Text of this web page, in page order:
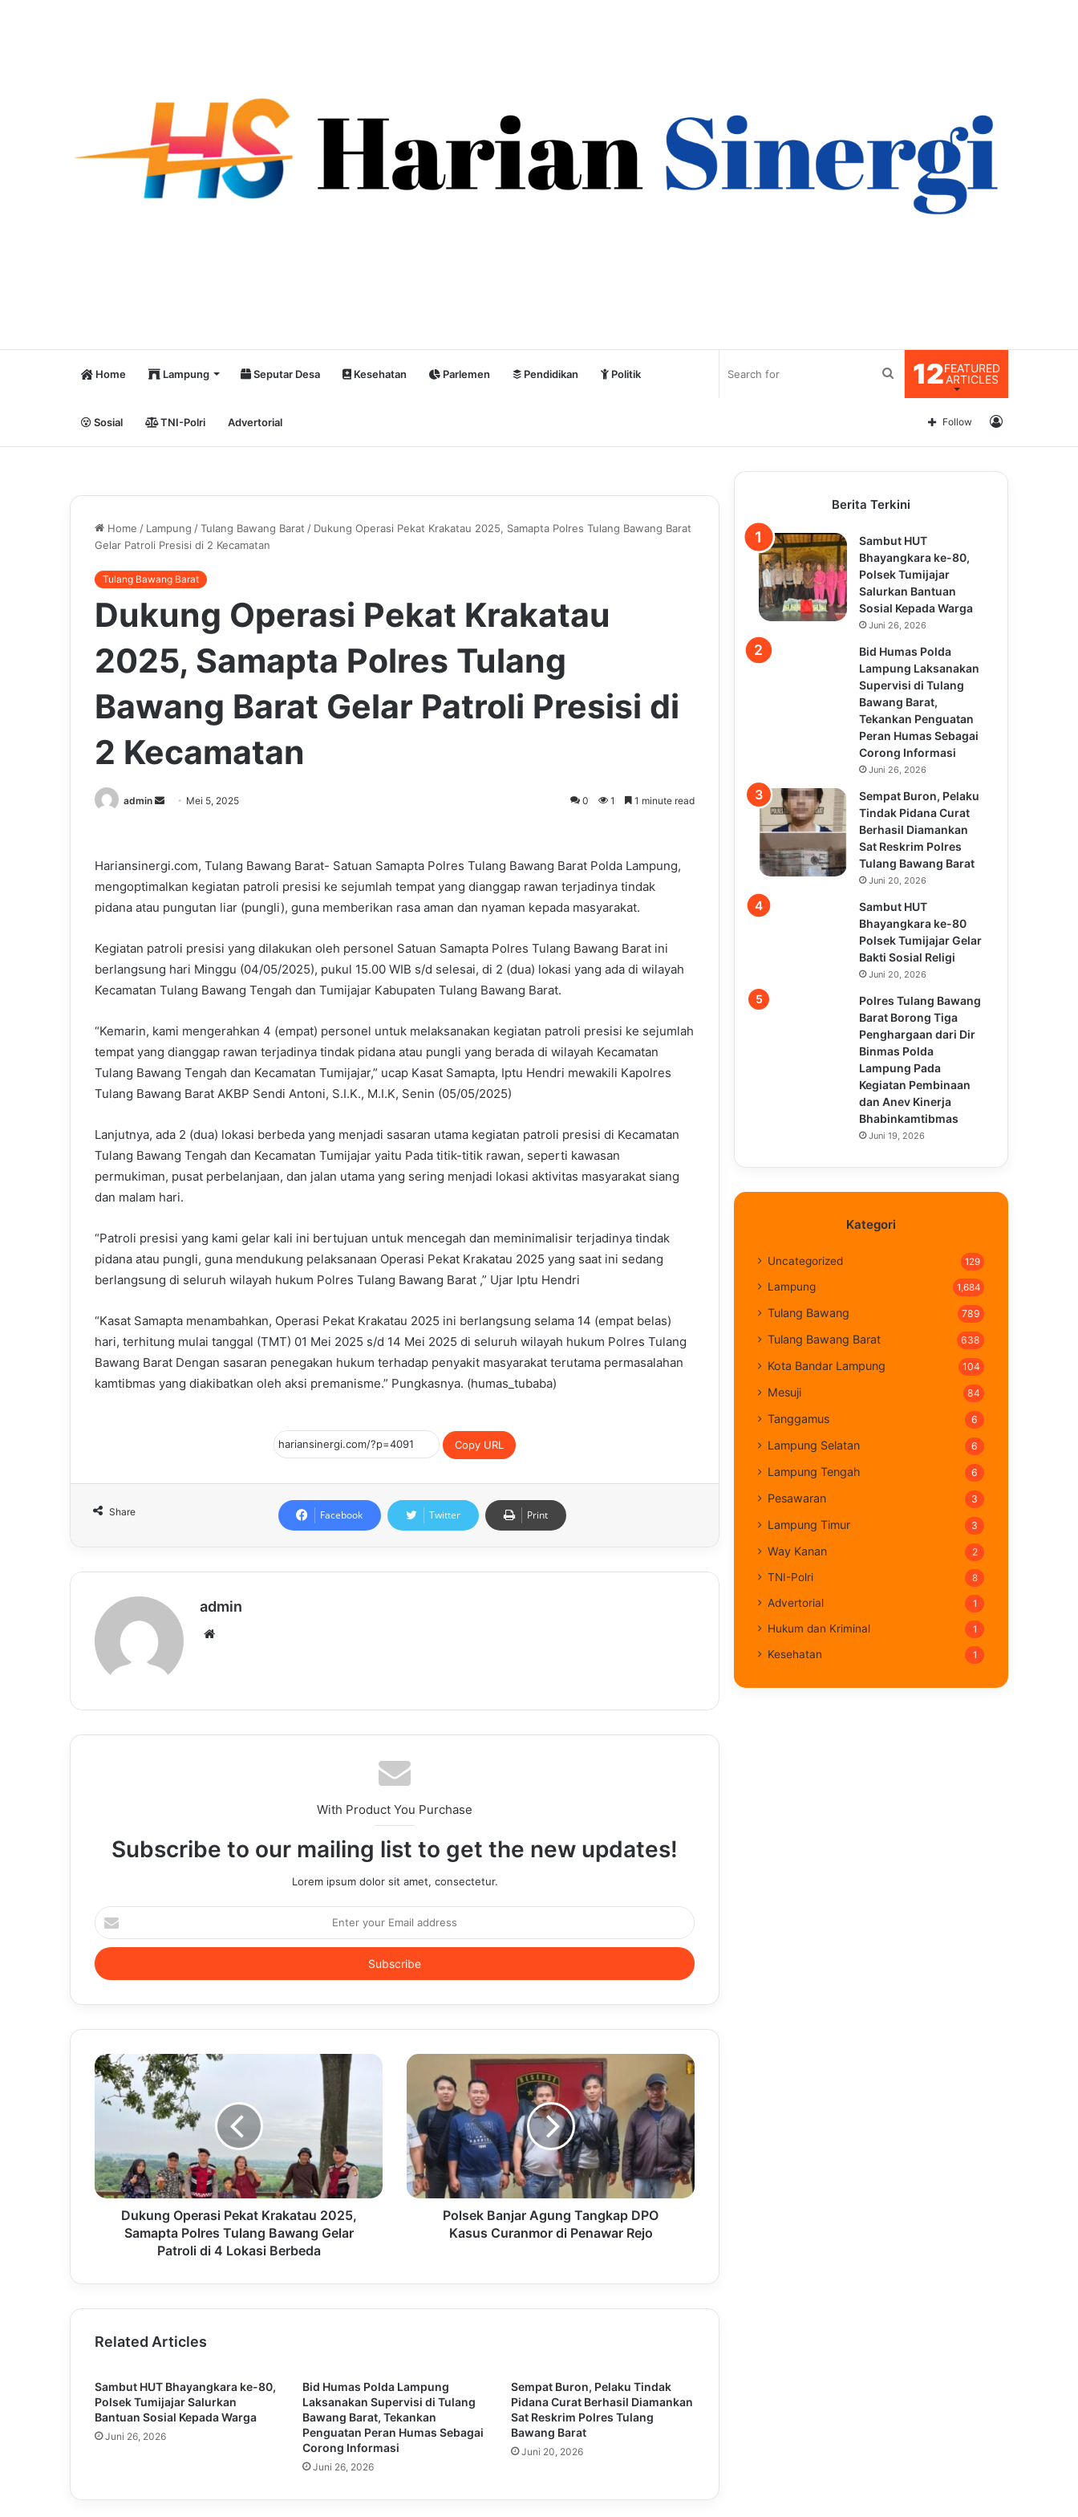
Home Lampung Seputar Desa Kesehatan Parlemen Pendidikan Politik
Sosial TNI-Polri Advertorial
12FEATURED
ARTICLES
Search
Log
Follow
Home / Lampung /Tulang Bawang Barat / Dukung Operasi Pekat Krakatau 2025, Samapta Polres Tulang Bawang Barat
Gelar Patroli Presisi di 2 Kecamatan
Tulang Bawang Barat
Dukung Operasi Pekat Krakatau
2025, Samapta Polres Tulang
Bawang Barat Gelar Patroli Presisi di
2 Kecamatan
admin
Send Mei 5, 2025 0 1 1 minute read
Hariansinergi.com, Tulang Bawang Barat- Satuan Samapta Polres Tulang Bawang Barat Polda Lampung,
mengoptimalkan kegiatan patroli presisi ke sejumlah tempat yang dianggap rawan terjadinya tindak
pidana atau pungutan liar (pungli), guna memberikan rasa aman dan nyaman kepada masyarakat.
Kegiatan patroli presisi yang dilakukan oleh personel Satuan Samapta Polres Tulang Bawang Barat ini
berlangsung hari Minggu (04/05/2025), pukul 15.00 WIB s/d selesai, di 2 (dua) lokasi yang ada di wilayah
Kecamatan Tulang Bawang Tengah dan Tumijajar Kabupaten Tulang Bawang Barat.
“Kemarin, kami mengerahkan 4 (empat) personel untuk melaksanakan kegiatan patroli presisi ke sejumlah
tempat yang dianggap rawan terjadinya tindak pidana atau pungli yang berada di wilayah Kecamatan
Tulang Bawang Tengah dan Kecamatan Tumijajar,” ucap Kasat Samapta, Iptu Hendri mewakili Kapolres
Tulang Bawang Barat AKBP Sendi Antoni, S.I.K., M.I.K, Senin (05/05/2025)
Lanjutnya, ada 2 (dua) lokasi berbeda yang menjadi sasaran utama kegiatan patroli presisi di Kecamatan
Tulang Bawang Tengah dan Kecamatan Tumijajar yaitu Pada titik-titik rawan, seperti kawasan
permukiman, pusat perbelanjaan, dan jalan utama yang sering menjadi lokasi aktivitas masyarakat siang
dan malam hari.
“Patroli presisi yang kami gelar kali ini bertujuan untuk mencegah dan meminimalisir terjadinya tindak
pidana atau pungli, guna mendukung pelaksanaan Operasi Pekat Krakatau 2025 yang saat ini sedang
berlangsung di seluruh wilayah hukum Polres Tulang Bawang Barat ,” Ujar Iptu Hendri
“Kasat Samapta menambahkan, Operasi Pekat Krakatau 2025 ini berlangsung selama 14 (empat belas)
hari, terhitung mulai tanggal (TMT) 01 Mei 2025 s/d 14 Mei 2025 di seluruh wilayah hukum Polres Tulang
Bawang Barat Dengan sasaran penegakan hukum terhadap penyakit masyarakat terutama permasalahan
kamtibmas yang diakibatkan oleh aksi premanisme.” Pungkasnya. (humas_tubaba)
Copy URL
Share Facebook Twitter Print
admin
With Product You Purchase
Subscribe to our mailing list to get the new updates!
Lorem ipsum dolor sit amet, consectetur.
Enter
your
Email
address
Dukung Operasi Pekat Krakatau 2025,
Samapta Polres Tulang Bawang Gelar
Patroli di 4 Lokasi Berbeda
Polsek Banjar Agung Tangkap DPO
Kasus Curanmor di Penawar Rejo
Related Articles
Sambut HUT Bhayangkara ke-80,
Polsek Tumijajar Salurkan
Bantuan Sosial Kepada Warga
Juni 26, 2026
Bid Humas Polda Lampung
Laksanakan Supervisi di Tulang
Bawang Barat, Tekankan
Penguatan Peran Humas Sebagai
Corong Informasi
Juni 26, 2026
Sempat Buron, Pelaku Tindak
Pidana Curat Berhasil Diamankan
Sat Reskrim Polres Tulang
Bawang Barat
Juni 20, 2026
Berita Terkini
Sambut HUT
Bhayangkara ke-80,
Polsek Tumijajar
Salurkan Bantuan
Sosial Kepada Warga
Juni 26, 2026
Bid Humas Polda
Lampung Laksanakan
Supervisi di Tulang
Bawang Barat,
Tekankan Penguatan
Peran Humas Sebagai
Corong Informasi
Juni 26, 2026
Sempat Buron, Pelaku
Tindak Pidana Curat
Berhasil Diamankan
Sat Reskrim Polres
Tulang Bawang Barat
Juni 20, 2026
Sambut HUT
Bhayangkara ke-80
Polsek Tumijajar Gelar
Bakti Sosial Religi
Juni 20, 2026
Polres Tulang Bawang
Barat Borong Tiga
Penghargaan dari Dir
Binmas Polda
Lampung Pada
Kegiatan Pembinaan
dan Anev Kinerja
Bhabinkamtibmas
Juni 19, 2026
Kategori
Uncategorized 129
Lampung 1,684
Tulang Bawang 789
Tulang Bawang Barat 638
Kota Bandar Lampung 104
Mesuji 84
Tanggamus 6
Lampung Selatan 6
Lampung Tengah 6
Pesawaran 3
Lampung Timur 3
Way Kanan 2
TNI-Polri 8
Advertorial 1
Hukum dan Kriminal 1
Kesehatan 1